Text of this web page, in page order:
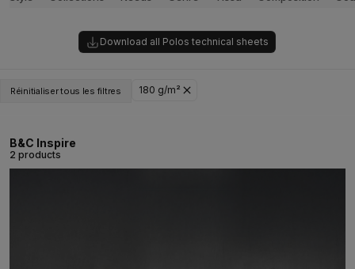
Download all Polos technical sheets
Réinitialiser tous les filtres 180 g/m²
B&C Inspire
2 products